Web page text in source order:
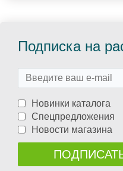
Подписка на
Новинки каталога
Спецпредложения
Новости магазина